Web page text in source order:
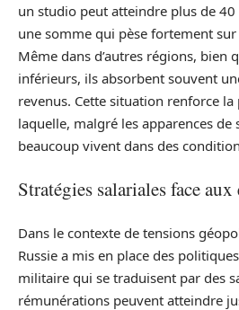
un studio peut atteindre plus de
une somme qui pèse fortement
Même dans d’autres régions, bien
inférieurs, ils absorbent souvent
revenus. Cette situation renforce
laquelle, malgré les apparences
beaucoup vivent dans des
Stratégies salariales face
Dans le contexte de tensions
Russie a mis en place des
militaire qui se traduisent par des
rémunérations peuvent atteindre